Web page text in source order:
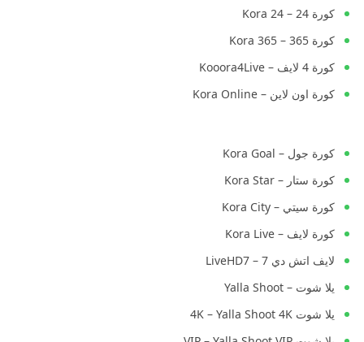
كورة 24 – Kora 24
كورة 365 – Kora 365
كورة 4 لايف – Kooora4Live
كورة اون لاين – Kora Online
كورة جول – Kora Goal
كورة ستار – Kora Star
كورة سيتي – Kora City
كورة لايف – Kora Live
لايف اتش دي 7 – LiveHD7
يلا شوت – Yalla Shoot
يلا شوت 4K – Yalla Shoot 4K